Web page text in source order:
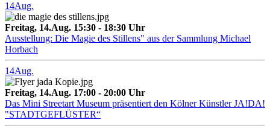
14Aug.
Freitag, 14.Aug. 15:30 - 18:30 Uhr
Ausstellung: Die Magie des Stillens" aus der Sammlung Michael
Horbach
14Aug.
Freitag, 14.Aug. 17:00 - 20:00 Uhr
Das Mini Streetart Museum präsentiert den Kölner Künstler JA!DA!
"STADTGEFLÜSTER“